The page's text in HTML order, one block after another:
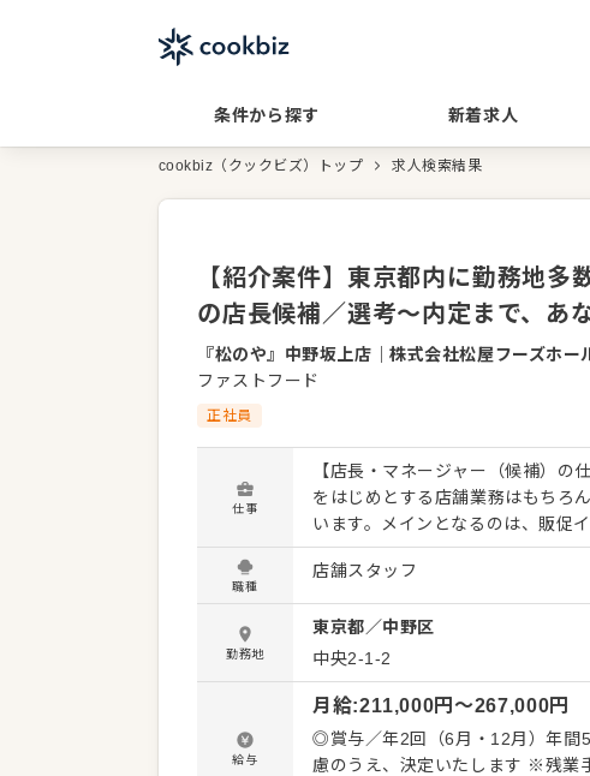
条件から探す 新着求人
cookbiz（クックビズ）トップ 求人検索結果
【紹介案件】東京都内に勤務地
の店長候補／選考～内定まで、あ
『松のや』中野坂上店 ｜株式会社松屋フーズホー
ファストフード
正社員
仕事
【店長・マネージャー（候補）の
をはじめとする店舗業務はもちろ
います。メインとなるのは、販促
くことです。 全体のオペレーショ
を積極的に発信してください。 【具体的には…】 ・ホール、キッチンの全体管理 ・予約管
理、電話対応 ・接客、サービス全
ト、シフト管理 など 入社後はスキルに合わせた業務からお任せしますので、徐々に仕事の幅
を広げていきましょう。成長をし
トできる環境です。 ゆくゆくはさ
職種
店舗スタッフ
勤務地
東京都／中野区
中央2-1-2
給与
月給:211,000円〜267,000円
◎賞与／年2回（6月・12月）年間5.4カ月分：
慮のうえ、決定いたします ※残業